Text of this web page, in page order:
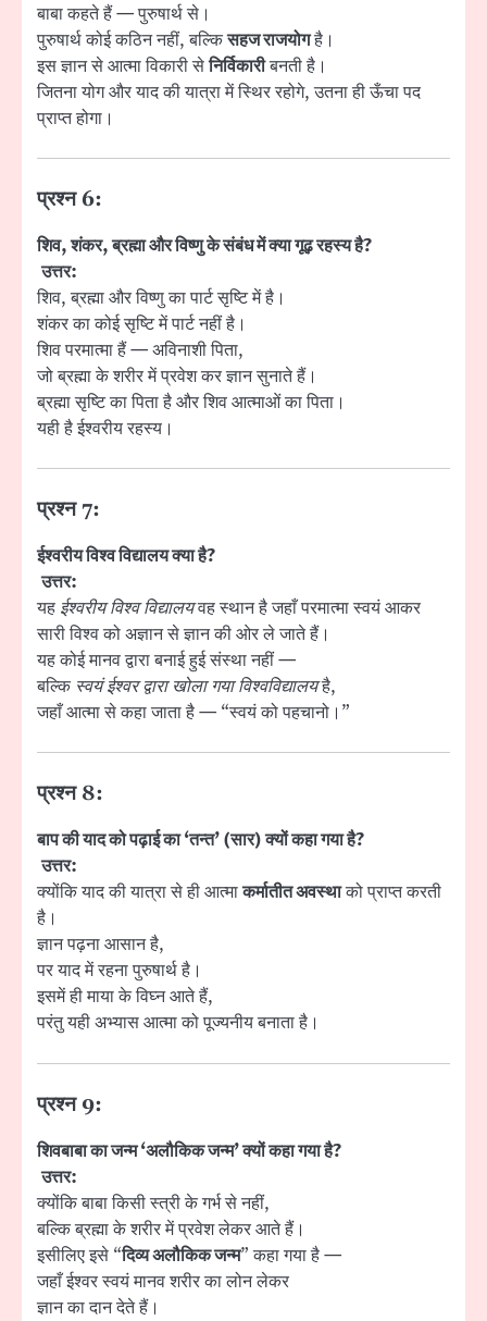
बाबा कहते हैं — पुरुषार्थ से।
पुरुषार्थ कोई कठिन नहीं, बल्किसहज राजयोगहै।
इस ज्ञान से आत्मा विकारी सेनिर्विकारीबनती है।
जितना योग और याद की यात्रा में स्थिर रहोगे, उतना ही ऊँचा पद
प्राप्त होगा।
प्रश्न 6:
शिव, शंकर, ब्रह्मा और विष्णु के संबंध में क्या गूढ़ रहस्य है?
उत्तर:
शिव, ब्रह्मा और विष्णु का पार्ट सृष्टि में है।
शंकर का कोई सृष्टि में पार्ट नहीं है।
शिव परमात्मा हैं — अविनाशी पिता,
जो ब्रह्मा के शरीर में प्रवेश कर ज्ञान सुनाते हैं।
ब्रह्मा सृष्टि का पिता है और शिव आत्माओं का पिता।
यही है ईश्वरीय रहस्य।
प्रश्न 7:
ईश्वरीय विश्व विद्यालय क्या है?
उत्तर:
यह ईश्वरीय विश्व विद्यालयवह स्थान है जहाँ परमात्मा स्वयं आकर
सारी विश्व को अज्ञान से ज्ञान की ओर ले जाते हैं।
यह कोई मानव द्वारा बनाई हुई संस्था नहीं —
बल्कि स्वयं ईश्वर द्वारा खोला गया विश्वविद्यालयहै,
जहाँ आत्मा से कहा जाता है — “स्वयं को पहचानो।”
प्रश्न 8:
बाप की याद को पढ़ाई का ‘तन्त’ (सार) क्यों कहा गया है?
उत्तर:
क्योंकि याद की यात्रा से ही आत्माकर्मातीत अवस्थाको प्राप्त करती
है।
ज्ञान पढ़ना आसान है,
पर याद में रहना पुरुषार्थ है।
इसमें ही माया के विघ्न आते हैं,
परंतु यही अभ्यास आत्मा को पूज्यनीय बनाता है।
प्रश्न 9:
शिवबाबा का जन्म ‘अलौकिक जन्म’ क्यों कहा गया है?
उत्तर:
क्योंकि बाबा किसी स्त्री के गर्भ से नहीं,
बल्कि ब्रह्मा के शरीर में प्रवेश लेकर आते हैं।
इसीलिए इसे “दिव्य अलौकिक जन्म” कहा गया है —
जहाँ ईश्वर स्वयं मानव शरीर का लोन लेकर
ज्ञान का दान देते हैं।